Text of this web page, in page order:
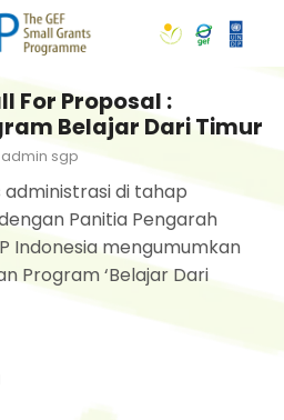
For Proposal :
Belajar Dari Timur
admin sgp
di tahap
Panitia Pengarah
Indonesia mengumumkan
Program ‘Belajar Dari